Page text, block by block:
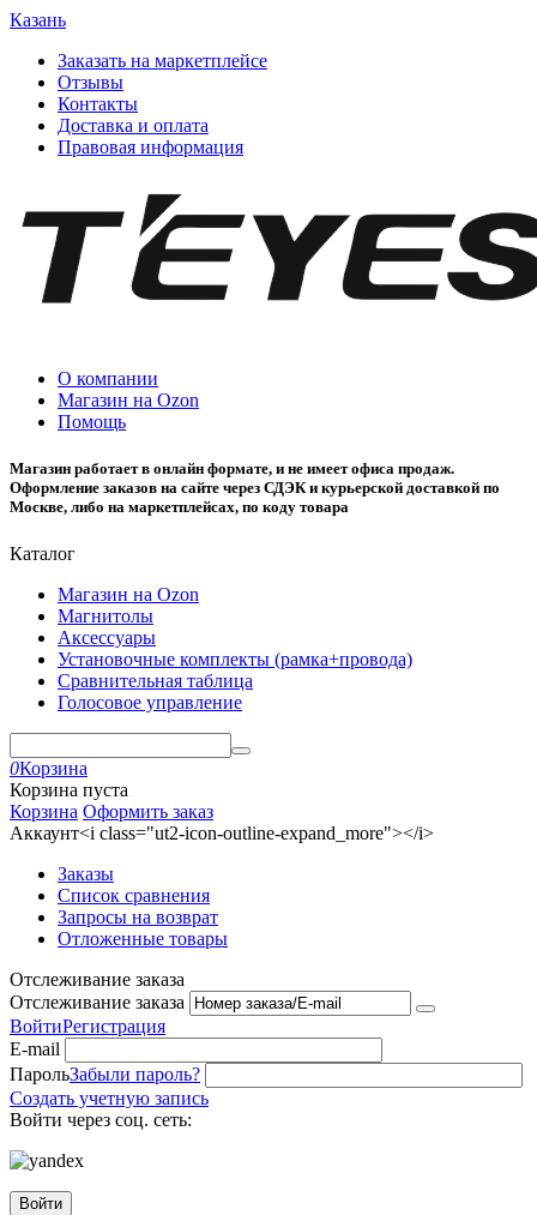
Казань
Заказать на маркетплейсе
Отзывы
Контакты
Доставка и оплата
Правовая информация
О компании
Магазин на Ozon
Помощь
Магазин работает в онлайн формате, и не имеет офиса продаж.
Оформление заказов на сайте через СДЭК и курьерской доставкой по
Москве, либо на маркетплейсах, по коду товара
Каталог
Магазин на Ozon
Магнитолы
Аксессуары
Установочные комплекты (рамка+провода)
Сравнительная таблица
Голосовое управление
0Корзина
Корзина пуста
Корзина Оформить заказ
Аккаунт<i class="ut2-icon-outline-expand_more"></i>
Заказы
Список сравнения
Запросы на возврат
Отложенные товары
Отслеживание заказа
Отслеживание заказа
ВойтиРегистрация
E-mail
ПарольЗабыли пароль?
Создать учетную запись
Войти через соц. сеть:
Войти